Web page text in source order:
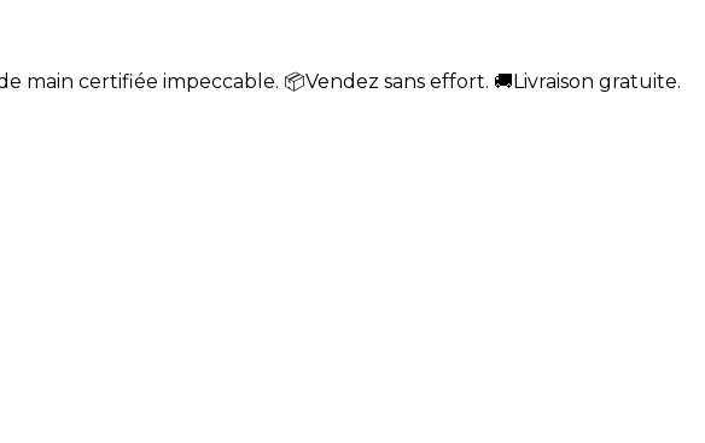
main certifiée impeccable. 📦Vendez sans effort. 🚚Livraison gratuite.